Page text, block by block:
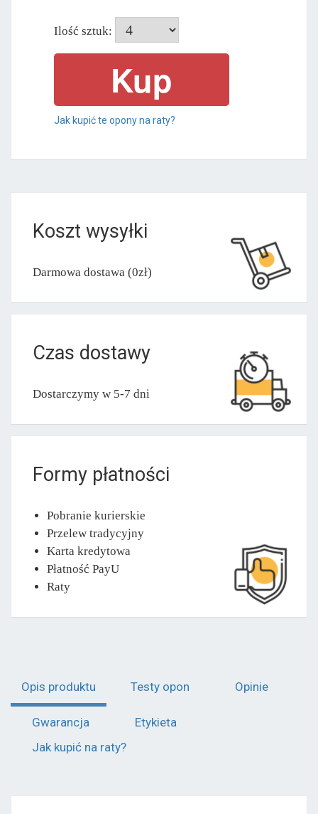
Ilość sztuk:
Jak kupić te opony na raty?
Koszt wysyłki
Darmowa dostawa (0zł)
Czas dostawy
Dostarczymy w 5-7 dni
Formy płatności
Pobranie kurierskie
Przelew tradycyjny
Karta kredytowa
Płatność PayU
Raty
Opis produktu Testy opon Opinie
Gwarancja
Etykieta
Jak kupić na raty?